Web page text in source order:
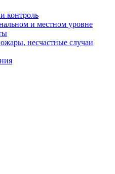
контроль
и местном уровне
несчастные случаи